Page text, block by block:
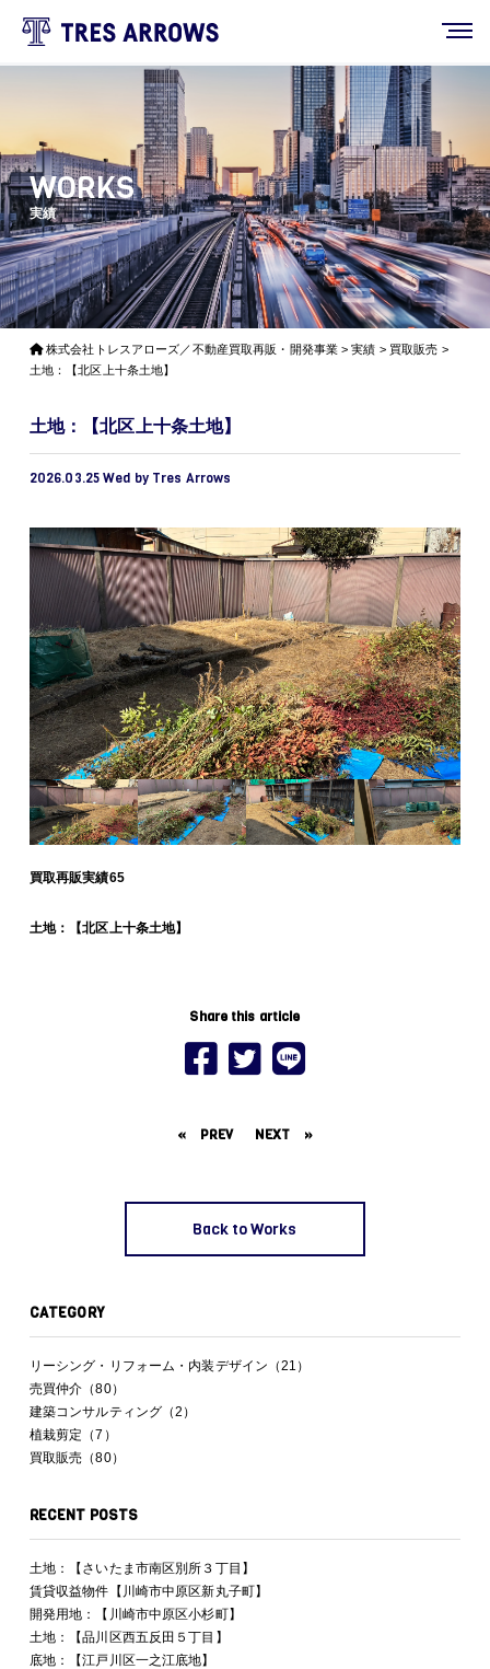
WORKS
実績
株式会社トレスアローズ／不動産買取再販・開発事業 >実績 > 買取販売 >
土地：【北区上十条土地】
土地：【北区上十条土地】
2026.03.25 Wed by Tres Arrows
買取再販実績65
土地：【北区上十条土地】
Share this article
« PREV NEXT »
Back to Works
CATEGORY
リーシング・リフォーム・内装デザイン（21）
売買仲介（80）
建築コンサルティング（2）
植栽剪定（7）
買取販売（80）
RECENT POSTS
土地：【さいたま市南区別所３丁目】
賃貸収益物件【川崎市中原区新丸子町】
開発用地：【川崎市中原区小杉町】
土地：【品川区西五反田５丁目】
底地：【江戸川区一之江底地】